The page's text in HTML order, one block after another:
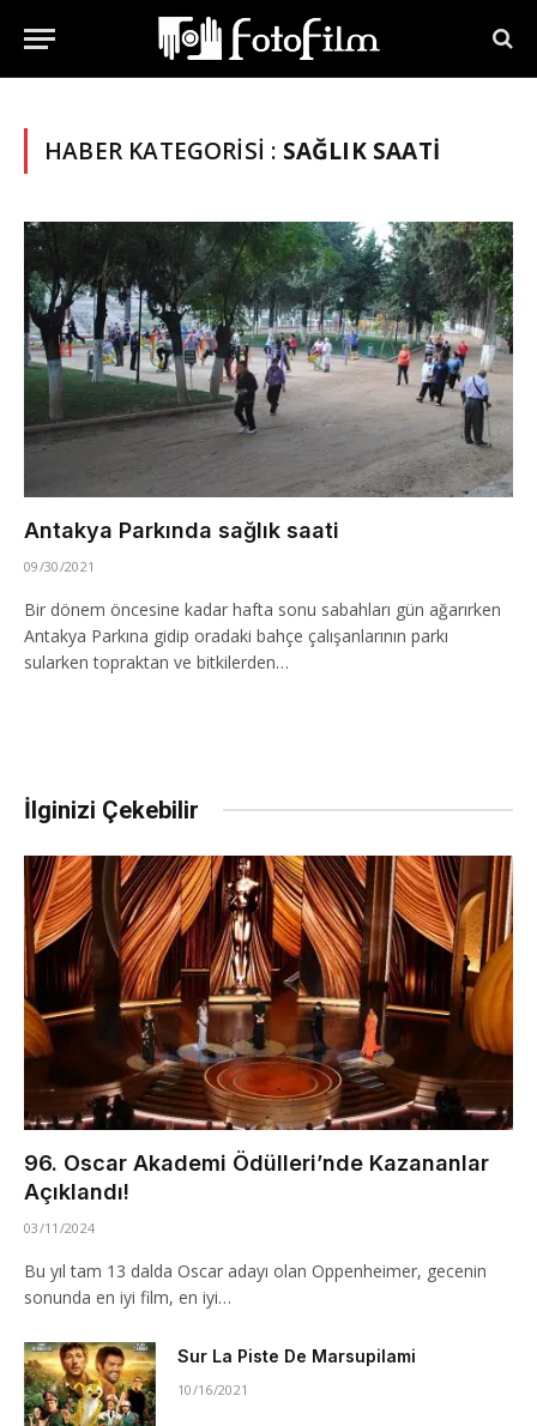
HABER KATEGORISI : SAĞLIK SAATI
Antakya Parkında sağlık saati
09/30/2021
Bir dönem öncesine kadar hafta sonu sabahları gün ağarırken
Antakya Parkına gidip oradaki bahçe çalışanlarının parkı
sularken topraktan ve bitkilerden…
İlginizi Çekebilir
96. Oscar Akademi Ödülleri’nde Kazananlar
Açıklandı!
03/11/2024
Bu yıl tam 13 dalda Oscar adayı olan Oppenheimer, gecenin
sonunda en iyi film, en iyi…
Sur La Piste De Marsupilami
10/16/2021